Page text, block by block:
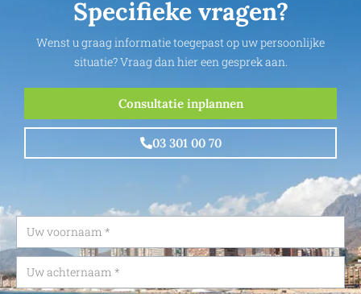
Specifieke vragen?
Wenst u graag informatie toegepast op uw persoonlijke
situatie? Vraag dan hier een gesprek aan.
Consultatie inplannen
03 301 00 70